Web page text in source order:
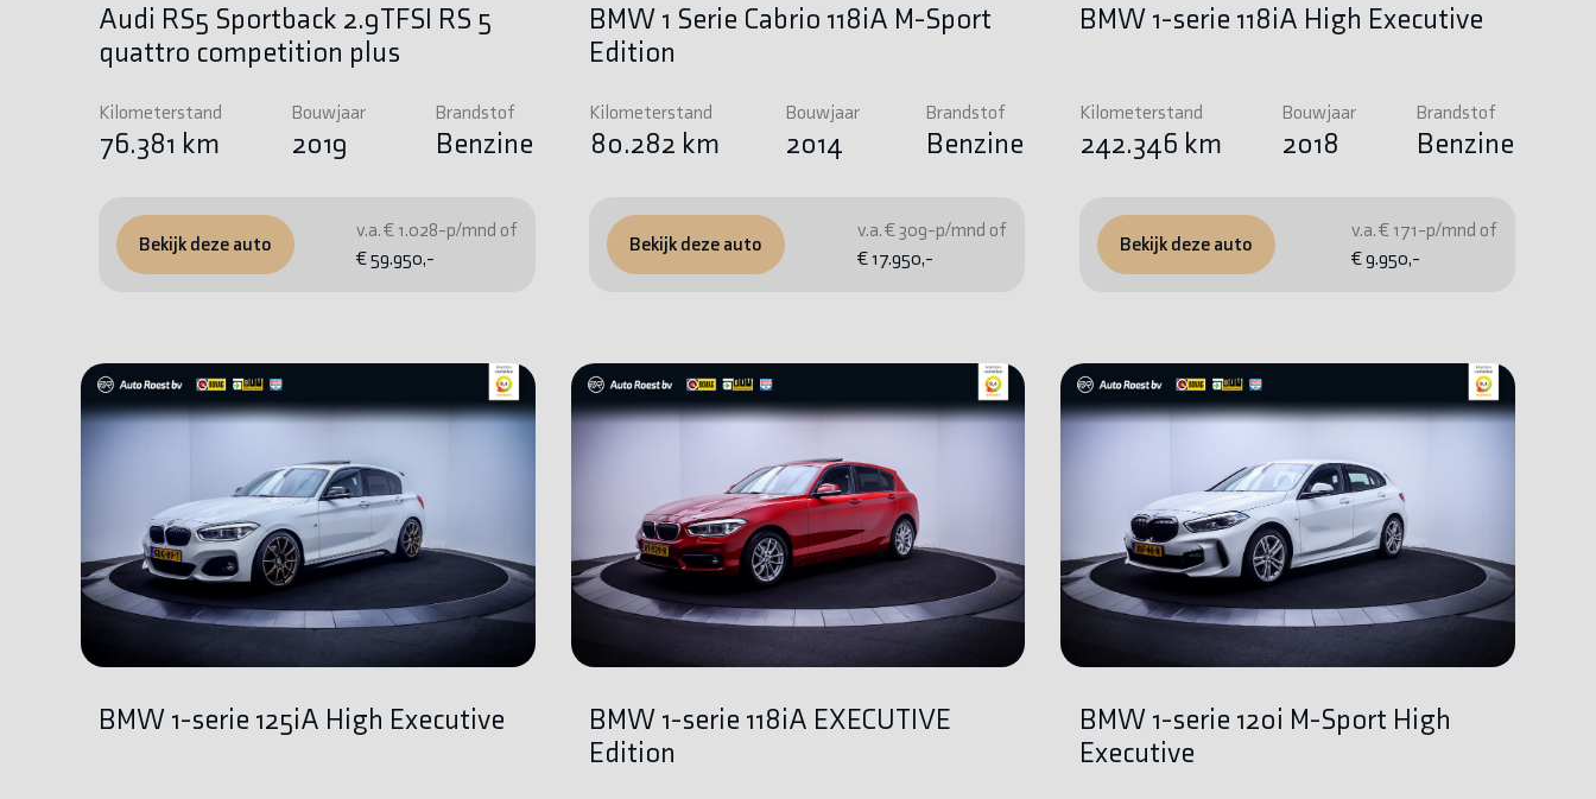
Audi RS5 Sportback 2.9TFSI RS 5
quattro competition plus
Kilometerstand
76.381 km
Bouwjaar
2019
Brandstof
Benzine
v.a. € 1.028-p/mnd of
€ 59.950,-
Bekijk deze auto
BMW 1 Serie Cabrio 118iA M-Sport
Edition
Kilometerstand
80.282 km
Bouwjaar
2014
Brandstof
Benzine
v.a. € 309-p/mnd of
€ 17.950,-
Bekijk deze auto
BMW 1-serie 118iA High Executive
Kilometerstand
242.346 km
Bouwjaar
2018
Brandstof
Benzine
v.a. € 171-p/mnd of
€ 9.950,-
Bekijk deze auto
BMW 1-serie 125iA High Executive
BMW 1-serie 118iA EXECUTIVE
Edition
BMW 1-serie 120i M-Sport High
Executive